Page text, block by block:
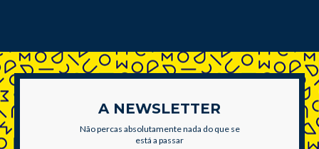
A NEWSLETTER
Não percas absolutamente nada do que se
está a passar